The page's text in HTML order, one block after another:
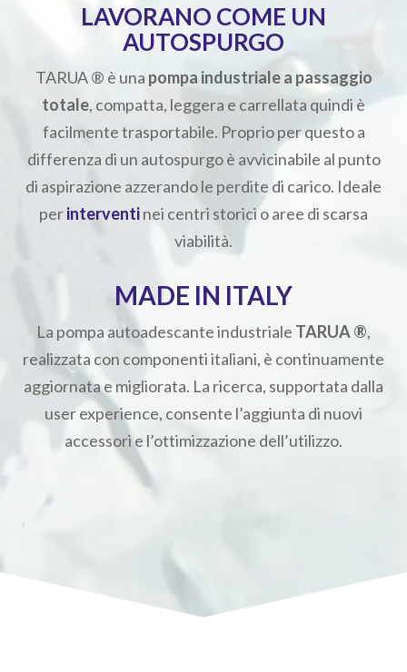
LAVORANO COME UN
AUTOSPURGO
TARUA ® è una pompa industriale a passaggio
totale, compatta, leggera e carrellata quindi è
facilmente trasportabile. Proprio per questo a
differenza di un autospurgo è avvicinabile al punto
di aspirazione azzerando le perdite di carico. Ideale
perinterventinei centri storici o aree di scarsa
viabilità.
MADE IN ITALY
La pompa autoadescante industriale TARUA ®,
realizzata con componenti italiani, è continuamente
aggiornata e migliorata. La ricerca, supportata dalla
user experience, consente l’aggiunta di nuovi
accessori e l’ottimizzazione dell’utilizzo.